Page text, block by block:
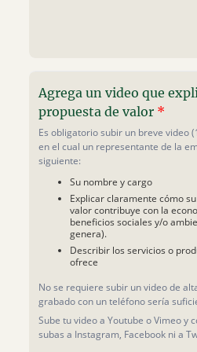
Agrega un video que
propuesta de valor *
Es obligatorio subir un breve video
en el cual un representante de la
siguiente:
Su nombre y cargo
Explicar claramente cómo
valor contribuye con la
beneficios sociales y/o
genera).
Describir los servicios o
ofrece
No se requiere subir un video de
grabado con un teléfono sería
Sube tu video a Youtube o Vimeo y
subas a Instagram, Facebook ni a